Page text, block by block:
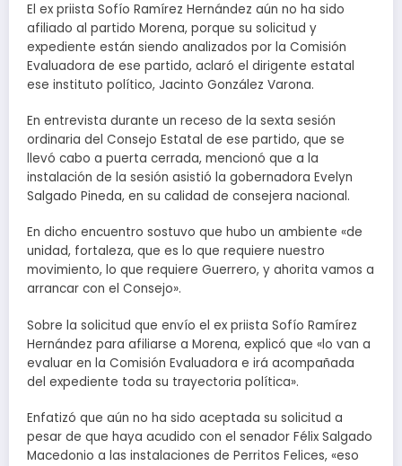
El ex priista Sofío Ramírez Hernández aún no ha sido
afiliado al partido Morena, porque su solicitud y
expediente están siendo analizados por la Comisión
Evaluadora de ese partido, aclaró el dirigente estatal
ese instituto político, Jacinto González Varona.
En entrevista durante un receso de la sexta sesión
ordinaria del Consejo Estatal de ese partido, que se
llevó cabo a puerta cerrada, mencionó que a la
instalación de la sesión asistió la gobernadora Evelyn
Salgado Pineda, en su calidad de consejera nacional.
En dicho encuentro sostuvo que hubo un ambiente «de
unidad, fortaleza, que es lo que requiere nuestro
movimiento, lo que requiere Guerrero, y ahorita vamos a
arrancar con el Consejo».
Sobre la solicitud que envío el ex priista Sofío Ramírez
Hernández para afiliarse a Morena, explicó que «lo van a
evaluar en la Comisión Evaluadora e irá acompañada
del expediente toda su trayectoria política».
Enfatizó que aún no ha sido aceptada su solicitud a
pesar de que haya acudido con el senador Félix Salgado
Macedonio a las instalaciones de Perritos Felices, «eso